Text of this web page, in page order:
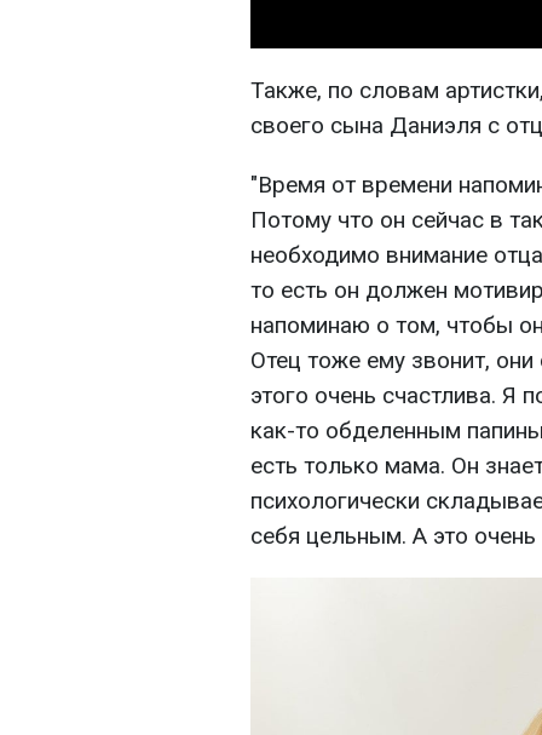
Также, по словам
своего сына Даниэля с
"Время от времени
Потому что он сейчас в
необходимо внимание
то есть он должен
напоминаю о том, чтобы
Отец тоже ему звонит,
этого очень счастлива. Я
как-то обделенным
есть только мама. Он
психологически
себя цельным. А это